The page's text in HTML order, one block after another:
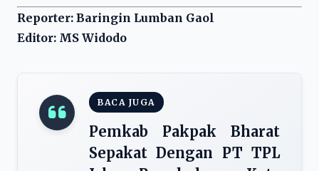
Reporter: Baringin Lumban Gaol
Editor: MS Widodo
BACA JUGA
Pemkab Pakpak Bharat
Sepakat Dengan PT TPL